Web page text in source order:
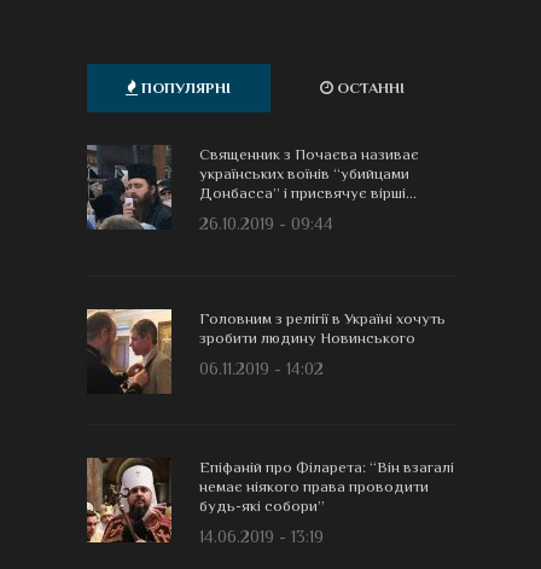
ПОПУЛЯРНІ ОСТАННІ
Священник з Почаєва називає
українських воїнів “убийцами
Донбасса” і присвячує вірші...
26.10.2019 - 09:44
Головним з релігії в Україні хочуть
зробити людину Новинського
06.11.2019 - 14:02
Епіфаній про Філарета: “Він взагалі
немає ніякого права проводити
будь-які собори”
14.06.2019 - 13:19